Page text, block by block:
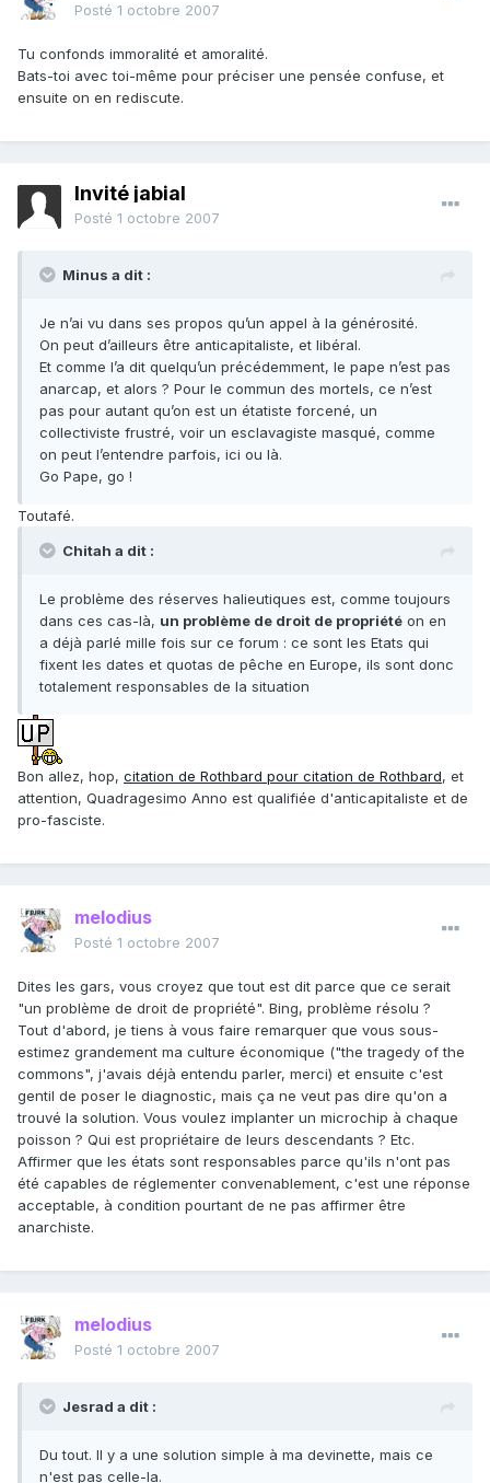
Posté 1 octobre 2007
Tu confonds immoralité et amoralité.
Bats-toi avec toi-même pour préciser une pensée confuse, et
ensuite on en rediscute.
Invité jabial
Posté 1 octobre 2007
Minus a dit :
Je n’ai vu dans ses propos qu’un appel à la générosité.
On peut d’ailleurs être anticapitaliste, et libéral.
Et comme l’a dit quelqu’un précédemment, le pape n’est pas
anarcap, et alors ? Pour le commun des mortels, ce n’est
pas pour autant qu’on est un étatiste forcené, un
collectiviste frustré, voir un esclavagiste masqué, comme
on peut l’entendre parfois, ici ou là.
Go Pape, go !
Toutafé.
Chitah a dit :
Le problème des réserves halieutiques est, comme toujours
dans ces cas-là, un problème de droit de propriété on en
a déjà parlé mille fois sur ce forum : ce sont les Etats qui
fixent les dates et quotas de pêche en Europe, ils sont donc
totalement responsables de la situation
Bon allez, hop, citation de Rothbard pour citation de Rothbard, et
attention, Quadragesimo Anno est qualifiée d'anticapitaliste et de
pro-fasciste.
melodius
Posté 1 octobre 2007
Dites les gars, vous croyez que tout est dit parce que ce serait
"un problème de droit de propriété". Bing, problème résolu ?
Tout d'abord, je tiens à vous faire remarquer que vous sous-
estimez grandement ma culture économique ("the tragedy of the
commons", j'avais déjà entendu parler, merci) et ensuite c'est
gentil de poser le diagnostic, mais ça ne veut pas dire qu'on a
trouvé la solution. Vous voulez implanter un microchip à chaque
poisson ? Qui est propriétaire de leurs descendants ? Etc.
Affirmer que les états sont responsables parce qu'ils n'ont pas
été capables de réglementer convenablement, c'est une réponse
acceptable, à condition pourtant de ne pas affirmer être
anarchiste.
melodius
Posté 1 octobre 2007
Jesrad a dit :
Du tout. Il y a une solution simple à ma devinette, mais ce
n'est pas celle-la.